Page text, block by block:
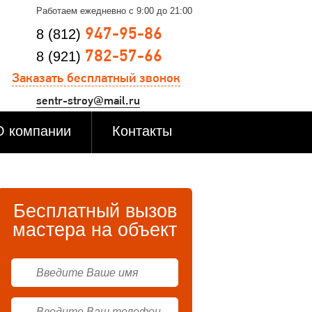
Работаем ежедневно с 9:00 до 21:00
8 (812) 947-95-86
8 (921) 782-57-66
Заказать бесплатный звонок
sentr-stroy@mail.ru
компании Контакты
Бесплатный вызов
мастера на объект